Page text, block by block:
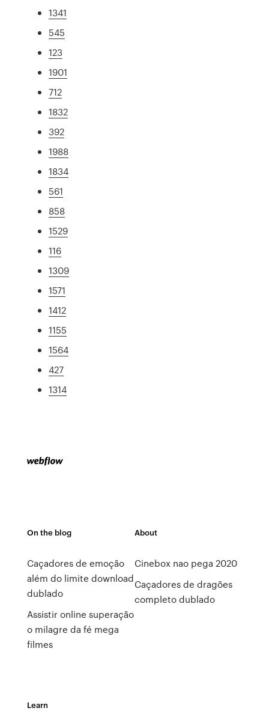
1341
545
123
1901
712
1832
392
1988
1834
561
858
1529
116
1309
1571
1412
1155
1564
427
1314
On the blog
Caçadores de emoção
além do limite download
dublado
Assistir online superação
o milagre da fé mega
filmes
About
Cinebox nao pega 2020
Caçadores de dragões
completo dublado
Learn